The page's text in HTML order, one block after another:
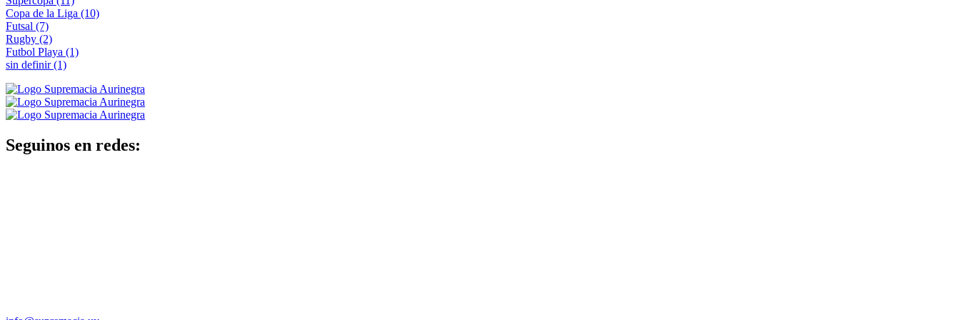
Copa de la Liga (10)
Futsal (7)
Rugby (2)
Futbol Playa (1)
sin definir(1)
Seguinos en redes: